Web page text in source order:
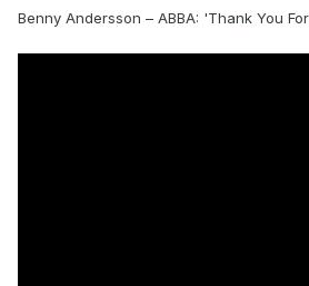
Benny Andersson – ABBA: 'Thank You